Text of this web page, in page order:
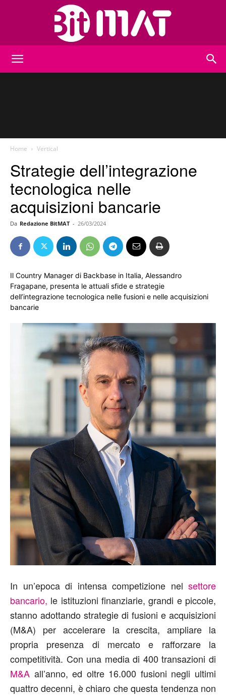
Home Vertical
Strategie dell’integrazione
tecnologica nelle
acquisizioni bancarie
Da Redazione BitMAT - 26/03/2024
Il Country Manager di Backbase in Italia, Alessandro
Fragapane, presenta le attuali sfide e strategie
dell’integrazione tecnologica nelle fusioni e nelle acquisizioni
bancarie
In un’epoca di intensa competizione nel settore
bancario, le istituzioni finanziarie, grandi e piccole,
stanno adottando strategie di fusioni e acquisizioni
(M&A) per accelerare la crescita, ampliare la
propria presenza di mercato e rafforzare la
competitività. Con una media di 400 transazioni di
M&A all’anno, ed oltre 16.000 fusioni negli ultimi
quattro decenni, è chiaro che questa tendenza non